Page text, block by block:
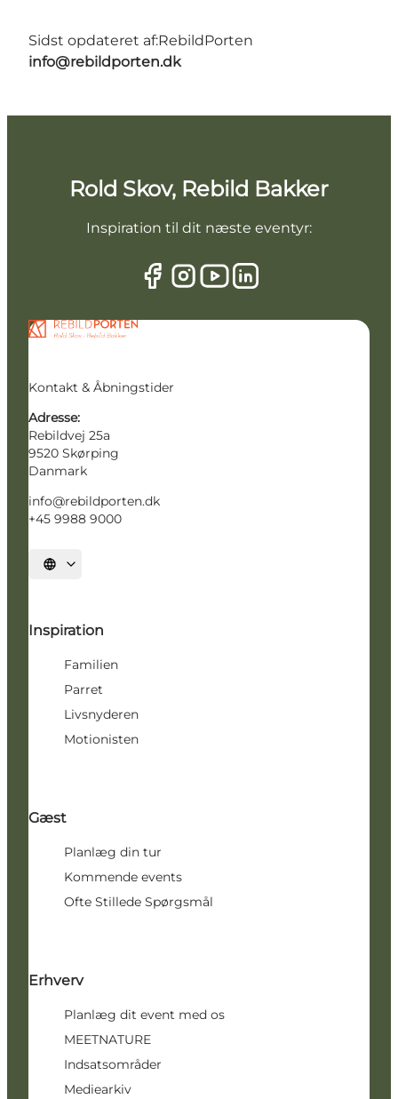
Sidst opdateret af:RebildPorten
info@rebildporten.dk
Rold Skov, Rebild Bakker
Inspiration til dit næste eventyr:
Kontakt & Åbningstider
Adresse:
Rebildvej 25a
9520 Skørping
Danmark
info@rebildporten.dk
+45 9988 9000
Vælg sprog
Inspiration
Familien
Parret
Livsnyderen
Motionisten
Gæst
Planlæg din tur
Kommende events
Ofte Stillede Spørgsmål
Erhverv
Planlæg dit event med os
MEETNATURE
Indsatsområder
Mediearkiv